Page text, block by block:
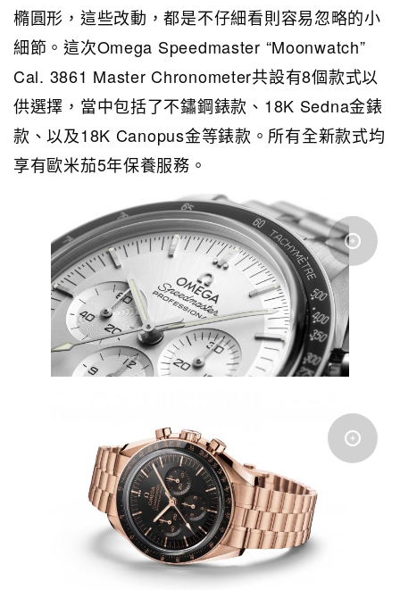
橢圓形，這些改動，都是不仔細看則容易忽略的小
細節。這次Omega Speedmaster “Moonwatch”
Cal. 3861 Master Chronometer共設有8個款式以
供選擇，當中包括了不鏽鋼錶款、18K Sedna金錶
款、以及18K Canopus金等錶款。所有全新款式均
享有歐米茄5年保養服務。